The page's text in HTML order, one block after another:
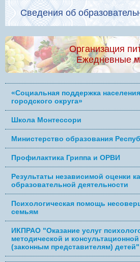
Сведения об
Организация
Ежедневные
«Социальная поддержка
городского округа»
Школа Монтессори
Министерство образования
Профилактика Гриппа и ОРВИ
Результаты независимой оценки
образовательной деятельности
Психологическая помощь
семьям
ИКПРАО "Оказание услуг
методической и
(законным представителям) детей"